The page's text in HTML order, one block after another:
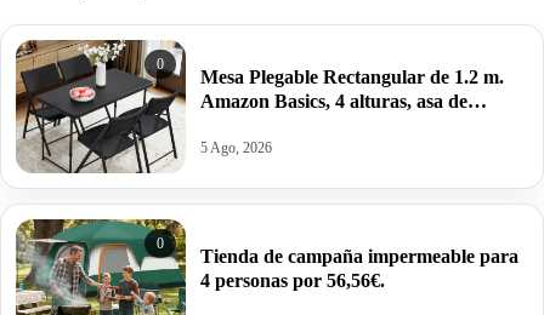
0
Mesa Plegable Rectangular de 1.2 m.
Amazon Basics, 4 alturas, asa de
22,99€ antes 39,95€.
5 Ago, 2026
0
Tienda de campaña impermeable para
4 personas por 56,56€.